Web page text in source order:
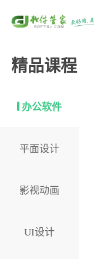
精品课程
办公软件
平面设计
影视动画
UI设计